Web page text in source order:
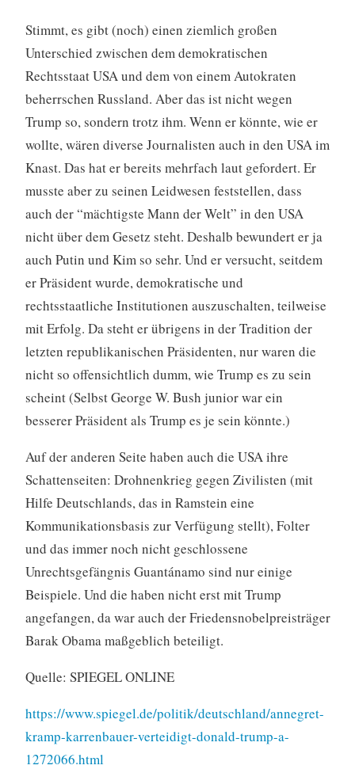
Stimmt, es gibt (noch) einen ziemlich großen
Unterschied zwischen dem demokratischen
Rechtsstaat USA und dem von einem Autokraten
beherrschen Russland. Aber das ist nicht wegen
Trump so, sondern trotz ihm. Wenn er könnte, wie er
wollte, wären diverse Journalisten auch in den USA im
Knast. Das hat er bereits mehrfach laut gefordert. Er
musste aber zu seinen Leidwesen feststellen, dass
auch der “mächtigste Mann der Welt” in den USA
nicht über dem Gesetz steht. Deshalb bewundert er ja
auch Putin und Kim so sehr. Und er versucht, seitdem
er Präsident wurde, demokratische und
rechtsstaatliche Institutionen auszuschalten, teilweise
mit Erfolg. Da steht er übrigens in der Tradition der
letzten republikanischen Präsidenten, nur waren die
nicht so offensichtlich dumm, wie Trump es zu sein
scheint (Selbst George W. Bush junior war ein
besserer Präsident als Trump es je sein könnte.)
Auf der anderen Seite haben auch die USA ihre
Schattenseiten: Drohnenkrieg gegen Zivilisten (mit
Hilfe Deutschlands, das in Ramstein eine
Kommunikationsbasis zur Verfügung stellt), Folter
und das immer noch nicht geschlossene
Unrechtsgefängnis Guantánamo sind nur einige
Beispiele. Und die haben nicht erst mit Trump
angefangen, da war auch der Friedensnobelpreisträger
Barak Obama maßgeblich beteiligt.
Quelle: SPIEGEL ONLINE
https://www.spiegel.de/politik/deutschland/annegret-
kramp-karrenbauer-verteidigt-donald-trump-a-
1272066.html